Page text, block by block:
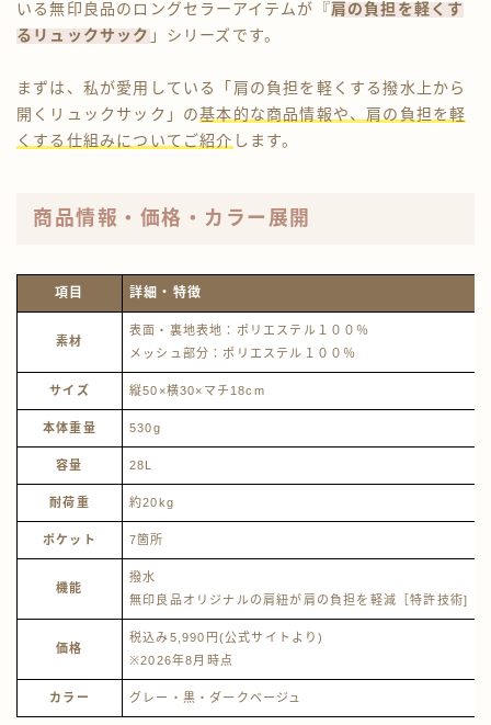
いる無印良品のロングセラーアイテムが『肩の負担を軽くす
るリュックサック 」シリーズです。
まずは、私が愛用している「肩の負担を軽くする撥水上から
開くリュックサック」の基本的な商品情報や、肩の負担を軽
くする仕組みについてご紹介 します。
商品情報・価格・カラー展開
項目 詳細・特徴
素材
表面・裏地表地：ポリエステル１００％
メッシュ部分：ポリエステル１００％
サイズ 縦50×横30×マチ18cm
本体重量 530g
容量 28L
耐荷重 約20kg
ポケット 7箇所
機能
撥水
無印良品オリジナルの肩紐が肩の負担を軽減［特許技術]
価格
税込み5,990円(公式サイトより)
※2026年8月時点
カラー グレー・黒・ダークベージュ